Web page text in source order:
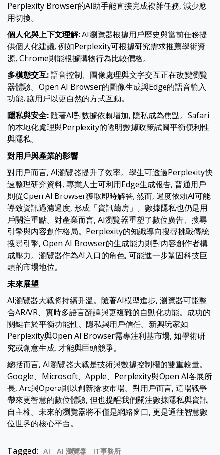
Perplexity Browser的AI助手能直接完成複雜任務, 減少應
用切換。
個人化與上下文理解:AI瀏覽器根據用戶歷史與當前任務提
供個人化建議, 例如Perplexity可根據研究需求推薦學術資
源, Chrome則能根據購物行為比較價格。
多模態交互:語音控制、圖像處理與文字交互正在改變瀏覽
器體驗。Open AI Browser的圖像生成與Edge的語音輸入
功能, 讓用戶以更自然的方式互動。
隱私與安全:隨著AI對數據依賴增加, 隱私成為焦點。Safari
的本地化處理與Perplexity的透明數據政策試圖平衡便利性
與隱私。
對用戶與產業的影響
對用戶而言, AI瀏覽器提升了效率。學生可透過Perplexity快
速整理研究資料, 專業人士可利用Edge生成報告, 普通用戶
則從Open AI Browser獲取即時解答; 然而, 過度依賴AI可能
導致資訊過濾過度, 形成「資訊繭房」。數據隱私也仍是用
戶關注重點。對產業而言, AI瀏覽器重塑了數位廣告、搜尋
引擎與內容創作格局。Perplexity的知識導向搜尋挑戰傳統
搜尋引擎, Open AI Browser的生成能力則對內容創作者構
成壓力。瀏覽器作為AI入口的角色, 可能進一步鞏固科技巨
頭的市場地位。
未來展望
AI瀏覽器大戰將持續升溫。隨著AI模型進步, 瀏覽器可能整
合AR/VR、實時多語言翻譯與更複雜的自動化功能。成功的
關鍵在於平衡功能性、隱私與用戶信任。新興玩家如
Perplexity與Open AI Browser需專注利基市場, 如學術研
究或創意生成, 才能與巨頭競爭。
總括而言, AI瀏覽器大戰是技術與數據控制權的雙重較量。
Google、Microsoft、Apple、Perplexity與Open AI各展所
長, Arc與Opera則以創新搶攻市場。對用戶而言, 這場戰爭
帶來更智慧的數位體驗, 但也提醒我們關注數據隱私與資訊
自主權。未來的瀏覽器將不僅是網絡窗口, 更是通往智慧數
位世界的核心平台。
Tagged: AI AI 瀏覽器 IT事務所